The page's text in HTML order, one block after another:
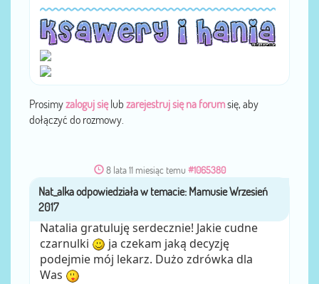
Prosimyzaloguj sięlub zarejestruj się na forumsię, aby
dołączyć do rozmowy.
8 lata 11 miesiąc temu #1065380
przezNat_alka
Natalia gratuluję serdecznie! Jakie cudne
czarnulki
ja czekam jaką decyzję
podejmie mój lekarz. Dużo zdrówka dla
Was